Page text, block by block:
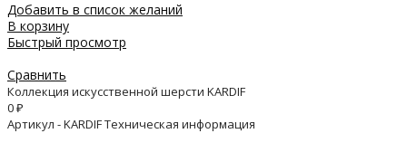
Добавить в список желаний
В корзину
Быстрый просмотр
Сравнить
Коллекция искусственной шерсти KARDIF
0₽
Артикул - KARDIF Техническая информация